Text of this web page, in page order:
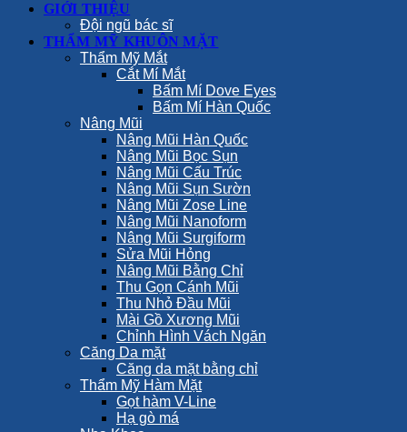
GIỚI THIỆU
Đội ngũ bác sĩ
THẨM MỸ KHUÔN MẶT
Thẩm Mỹ Mắt
Cắt Mí Mắt
Bấm Mí Dove Eyes
Bấm Mí Hàn Quốc
Nâng Mũi
Nâng Mũi Hàn Quốc
Nâng Mũi Bọc Sụn
Nâng Mũi Cấu Trúc
Nâng Mũi Sụn Sườn
Nâng Mũi Zose Line
Nâng Mũi Nanoform
Nâng Mũi Surgiform
Sửa Mũi Hỏng
Nâng Mũi Bằng Chỉ
Thu Gọn Cánh Mũi
Thu Nhỏ Đầu Mũi
Mài Gồ Xương Mũi
Chỉnh Hình Vách Ngăn
Căng Da mặt
Căng da mặt bằng chỉ
Thẩm Mỹ Hàm Mặt
Gọt hàm V-Line
Hạ gò má